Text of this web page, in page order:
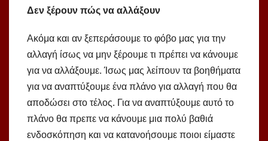
Δεν ξέρουν πώς να αλλάξουν
Ακόμα και αν ξεπεράσουμε το φόβο μας για την
αλλαγή ίσως να μην ξέρουμε τι πρέπει να κάνουμε
για να αλλάξουμε. Ίσως μας λείπουν τα βοηθήματα
για να αναπτύξουμε ένα πλάνο για αλλαγή που θα
αποδώσει στο τέλος. Για να αναπτύξουμε αυτό το
πλάνο θα πρεπε να κάνουμε μια πολύ βαθιά
ενδοσκόπηση και να κατανοήσουμε ποιοι είμαστε